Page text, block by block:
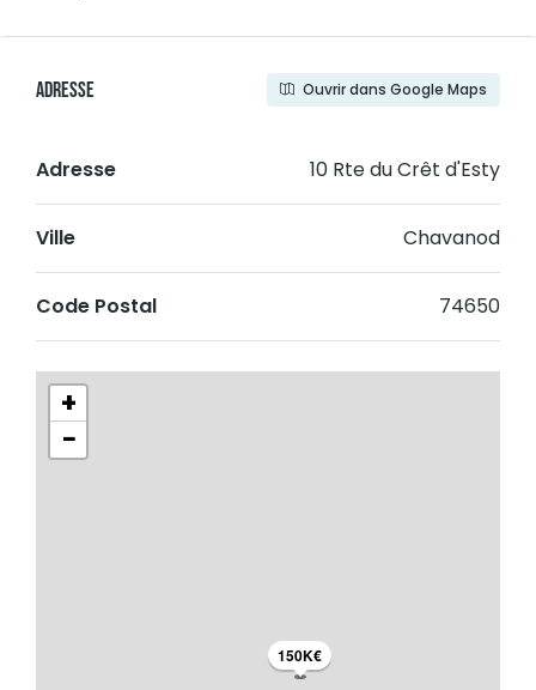
Adresse Ouvrir dans Google Maps
Adresse 10 Rte du Crêt d'Esty
Ville Chavanod
Code Postal 74650
150K€
+
−